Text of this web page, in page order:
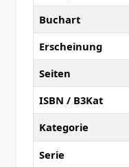
Buchart
Erscheinung
Seiten
ISBN / B3Kat
Kategorie
Serie